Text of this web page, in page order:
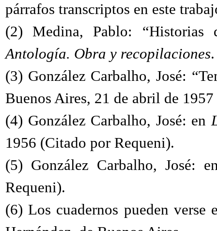
párrafos transcriptos en este
(2)
Medina, Pablo:
Antología. Obra y recopilaciones
(3) González Carbalho, José:
Buenos Aires, 21 de abril de
(4) González Carbalho, José: en
1956 (Citado por Requeni).
(5) González Carbalho, José:
Requeni).
(6) Los cuadernos pueden